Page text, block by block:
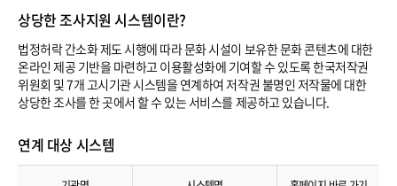
상당한 조사지원 시스템이란?
법정허락 간소화 제도 시행에 따라 문화 시설이 보유한 문화 콘텐츠에 대한
온라인 제공 기반을 마련하고 이용활성화에 기여할 수 있도록 한국저작권
위원회 및 7개 고시기관 시스템을 연계하여 저작권 불명인 저작물에 대한
상당한 조사를 한 곳에서 할 수 있는 서비스를 제공하고 있습니다.
연계 대상 시스템